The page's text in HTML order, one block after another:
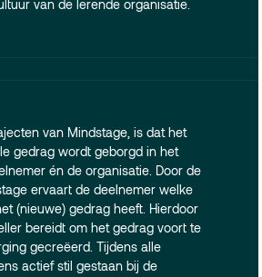
van de lerende organisatie.
van Mindstage, is dat het
gedrag wordt geborgd in het
én de organisatie. Door de
ervaart de deelnemer welke
(nieuwe) gedrag heeft. Hierdoor
bereidt om het gedrag voort te
gecreëerd. Tijdens alle
actief stil gestaan bij de